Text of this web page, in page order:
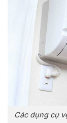
Các dụng cụ